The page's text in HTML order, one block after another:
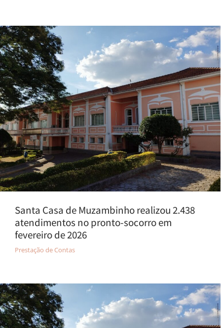
Santa Casa de Muzambinho realizou 2.438
atendimentos no pronto-socorro em
fevereiro de 2026
Prestação de Contas